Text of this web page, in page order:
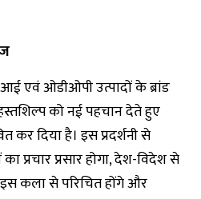
एवं ओडीओपी उत्पादों के ब्रांड
को नई पहचान देते हुए
कर दिया है। इस प्रदर्शनी से
प्रचार प्रसार होगा, देश-विदेश से
कला से परिचित होंगे और